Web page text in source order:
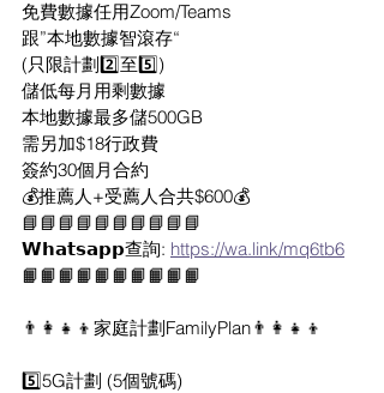
免費數據任用Zoom/Teams
跟”本地數據智滾存“
(只限計劃2️⃣至5️⃣)
儲低每月用剩數據
本地數據最多儲500GB
需另加$18行政費
簽約30個月合約
💰推薦人+受薦人合共$600💰
📘📘📘📘📘📘📘📘📘📘
𝗪𝗵𝗮𝘁𝘀𝗮𝗽𝗽查詢: https://wa.link/mq6tb6
📙📙📙📙📙📙📙📙📙📙
👨‍👩‍👧‍👦家庭計劃FamilyPlan👨‍👩‍👧‍👦
5️⃣5G計劃 (5個號碼)